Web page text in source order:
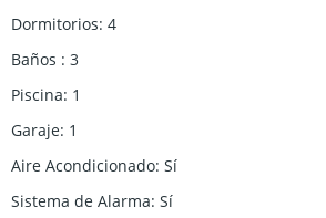
Dormitorios: 4
Baños : 3
Piscina: 1
Garaje: 1
Aire Acondicionado: Sí
Sistema de Alarma: Sí